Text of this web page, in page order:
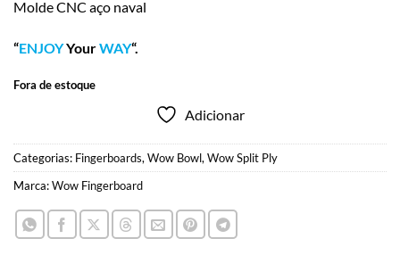
Molde CNC aço naval
“ENJOYYourWAY“.
Fora de estoque
Adicionar
Categorias: Fingerboards, Wow Bowl, Wow Split Ply
Marca:Wow Fingerboard